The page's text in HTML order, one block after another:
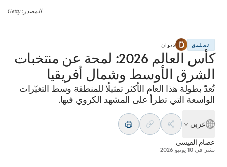
المصدر : Getty
تعليق ديوان
كأس العالم 2026: لمحة عن منتخبات
الشرق الأوسط وشمال أفريقيا
تُعدّ بطولة هذا العام الأكثر تمثيلًا للمنطقة وسط التغيّرات
الواسعة التي تطرأ على المشهد الكروي فيها.
عربي
عصام القيسي
نشر في 10 يونيو 2026